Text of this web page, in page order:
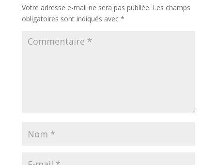
Votre adresse e-mail ne sera pas publiée. Les champs
obligatoires sont indiqués avec *